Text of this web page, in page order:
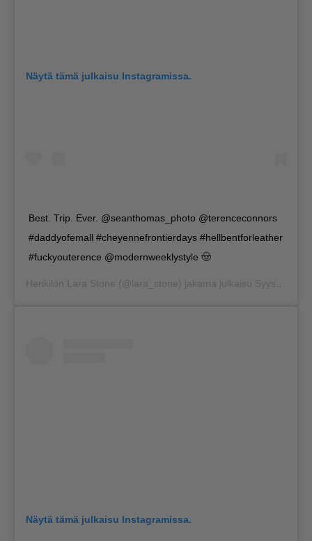
Näytä tämä julkaisu Instagramissa.
Best. Trip. Ever. @seanthomas_photo @terenceconnors
#daddyofemall #cheyennefrontierdays #hellbentforleather
#fuckyouterence @modernweeklystyle 🤠
Henkilön Lara Stone (@lara_stone) jakama julkaisu Syys 8, 2017 kello 7.09 PDT
Näytä tämä julkaisu Instagramissa.